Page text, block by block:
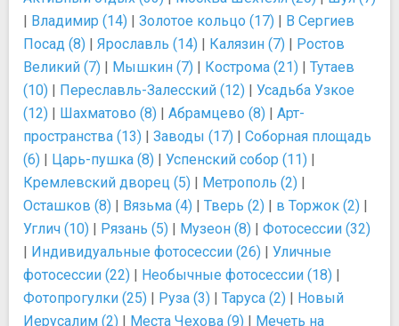
| Владимир (14) | Золотое кольцо (17) | В Сергиев
Посад (8) | Ярославль (14) | Калязин (7) | Ростов
Великий (7) | Мышкин (7) | Кострома (21) | Тутаев
(10) | Переславль-Залесский (12) | Усадьба Узкое
(12) | Шахматово (8) | Абрамцево (8) | Арт-
пространства (13) | Заводы (17) | Соборная площадь
(6) | Царь-пушка (8) | Успенский собор (11) |
Кремлевский дворец (5) | Метрополь (2) |
Осташков (8) | Вязьма (4) | Тверь (2) | в Торжок (2) |
Углич (10) | Рязань (5) | Музеон (8) | Фотосессии (32)
| Индивидуальные фотосессии (26) | Уличные
фотосессии (22) | Необычные фотосессии (18) |
Фотопрогулки (25) | Руза (3) | Таруса (2) | Новый
Иерусалим (2) | Места Чехова (9) | Мечеть на